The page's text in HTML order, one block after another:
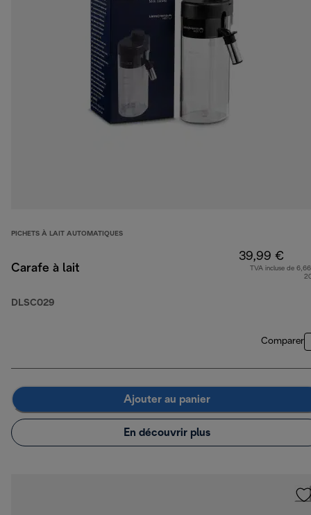
PICHETS À LAIT AUTOMATIQUES
Carafe à lait
DLSC029
39,99 €
TVA incluse de
Comparer
Ajouter au panier
En découvrir plus